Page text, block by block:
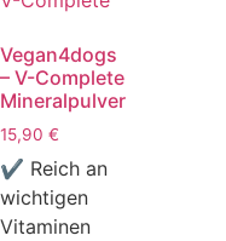
Vegan4dogs
– V-Complete
Mineralpulver
15,90 €
✔ Reich an
wichtigen
Vitaminen